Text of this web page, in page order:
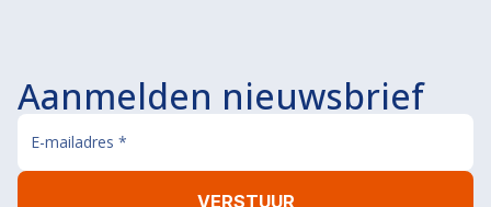
Aanmelden nieuwsbrief